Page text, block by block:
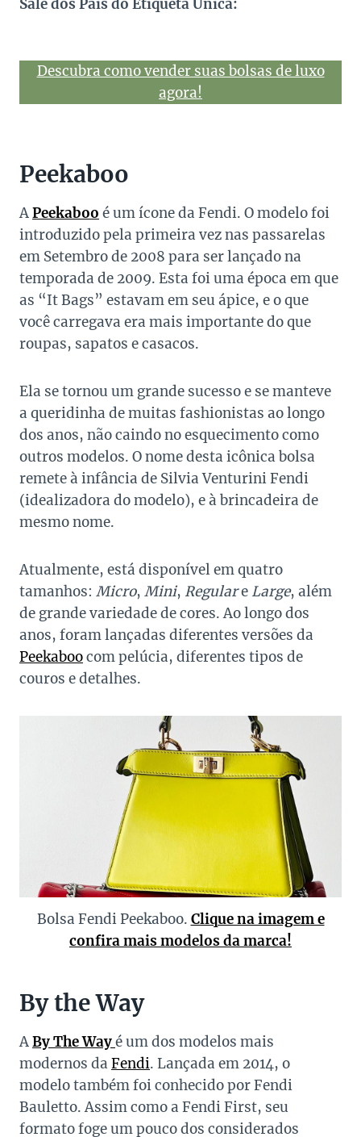
Sale dos Pais do Etiqueta Única:
Descubra como vender suas bolsas de luxo
agora!
Peekaboo
APeekaboo é um ícone da Fendi. O modelo foi
introduzido pela primeira vez nas passarelas
em Setembro de 2008 para ser lançado na
temporada de 2009. Esta foi uma época em que
as “It Bags” estavam em seu ápice, e o que
você carregava era mais importante do que
roupas, sapatos e casacos.
Ela se tornou um grande sucesso e se manteve
a queridinha de muitas fashionistas ao longo
dos anos, não caindo no esquecimento como
outros modelos. O nome desta icônica bolsa
remete à infância de Silvia Venturini Fendi
(idealizadora do modelo), e à brincadeira de
mesmo nome.
Atualmente, está disponível em quatro
tamanhos: Micro, Mini, Regulare Large, além
de grande variedade de cores. Ao longo dos
anos, foram lançadas diferentes versões da
Peekaboocom pelúcia, diferentes tipos de
couros e detalhes.
Bolsa Fendi Peekaboo. Clique na imagem e
confira mais modelos da marca!
By the Way
ABy The Wayé um dos modelos mais
modernos da Fendi. Lançada em 2014, o
modelo também foi conhecido por Fendi
Bauletto. Assim como a Fendi First, seu
formato foge um pouco dos considerados